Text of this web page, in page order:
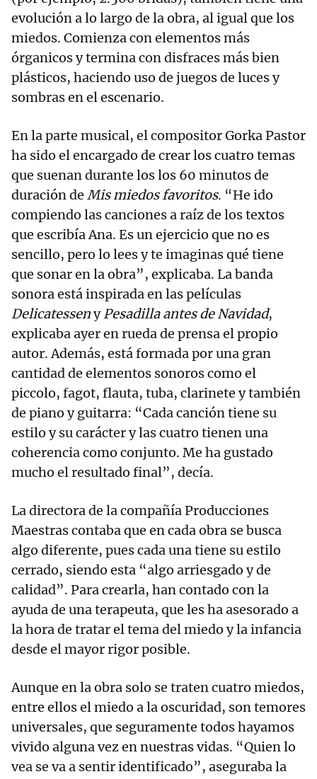
evolución a lo largo de la obra, al igual que los
miedos. Comienza con elementos más
órganicos y termina con disfraces más bien
plásticos, haciendo uso de juegos de luces y
sombras en el escenario.
En la parte musical, el compositor Gorka Pastor
ha sido el encargado de crear los cuatro temas
que suenan durante los los 60 minutos de
duración de Mis miedos favoritos. “He ido
compiendo las canciones a raíz de los textos
que escribía Ana. Es un ejercicio que no es
sencillo, pero lo lees y te imaginas qué tiene
que sonar en la obra”, explicaba. La banda
sonora está inspirada en las películas
DelicatessenyPesadilla antes de Navidad,
explicaba ayer en rueda de prensa el propio
autor. Además, está formada por una gran
cantidad de elementos sonoros como el
piccolo, fagot, flauta, tuba, clarinete y también
de piano y guitarra: “Cada canción tiene su
estilo y su carácter y las cuatro tienen una
coherencia como conjunto. Me ha gustado
mucho el resultado final”, decía.
La directora de la compañía Producciones
Maestras contaba que en cada obra se busca
algo diferente, pues cada una tiene su estilo
cerrado, siendo esta “algo arriesgado y de
calidad”. Para crearla, han contado con la
ayuda de una terapeuta, que les ha asesorado a
la hora de tratar el tema del miedo y la infancia
desde el mayor rigor posible.
Aunque en la obra solo se traten cuatro miedos,
entre ellos el miedo a la oscuridad, son temores
universales, que seguramente todos hayamos
vivido alguna vez en nuestras vidas. “Quien lo
vea se va a sentir identificado”, aseguraba la